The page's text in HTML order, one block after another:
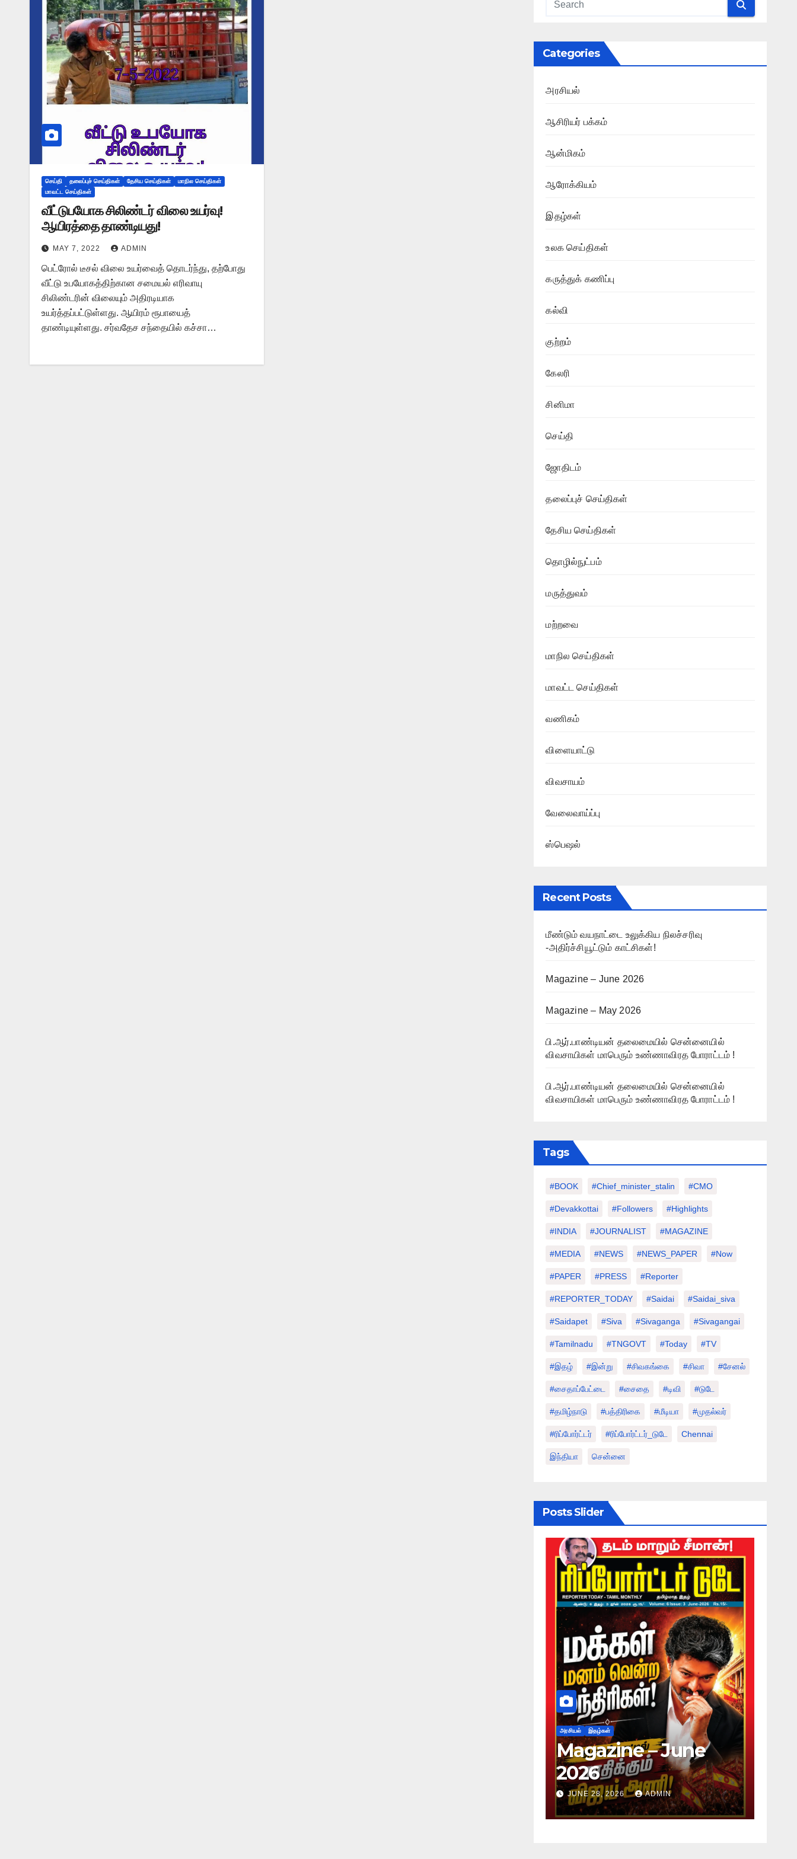
செய்தி தலைப்புச் செய்திகள் தேசிய செய்திகள்
மாநில செய்திகள்
மாவட்ட செய்திகள்
வீட்டுபயோக சிலிண்டர் விலை உயர்வு!
ஆயிரத்தை தாண்டியது!
MAY 7, 2022 ADMIN
பெட்ரோல் டீசல் விலை உயர்வைத் தொடர்ந்து, தற்போது
வீட்டு உபயோகத்திற்கான சமையல் எரிவாயு
சிலிண்டரின் விலையும் அதிரடியாக
உயர்த்தப்பட்டுள்ளது. ஆயிரம் ரூபாயைத்
தாண்டியுள்ளது. சர்வதேச சந்தையில் கச்சா…
Categories
அரசியல்
ஆசிரியர் பக்கம்
ஆன்மிகம்
ஆரோக்கியம்
இதழ்கள்
உலக செய்திகள்
கருத்துக் கணிப்பு
கல்வி
குற்றம்
கேலரி
சினிமா
செய்தி
ஜோதிடம்
தலைப்புச் செய்திகள்
தேசிய செய்திகள்
தொழில்நுட்பம்
மருத்துவம்
மற்றவை
மாநில செய்திகள்
மாவட்ட செய்திகள்
வணிகம்
விளையாட்டு
விவசாயம்
வேலைவாய்ப்பு
ஸ்பெஷல்
Recent Posts
மீண்டும் வயநாட்டை உலுக்கிய நிலச்சரிவு
-அதிர்ச்சியூட்டும் காட்சிகள்!
Magazine – June 2026
Magazine – May 2026
பி.ஆர்.பாண்டியன் தலைமையில் சென்னையில்
விவசாயிகள் மாபெரும் உண்ணாவிரத போராட்டம் !
பி.ஆர்.பாண்டியன் தலைமையில் சென்னையில்
விவசாயிகள் மாபெரும் உண்ணாவிரத போராட்டம் !
Tags
#BOOK #chief_minister_stalin #CMO
#devakkottai #followers #highlights
#INDIA #JOURNALIST #MAGAZINE
#MEDIA #NEWS #NEWS_PAPER #Now
#PAPER #PRESS #Reporter
#REPORTER_TODAY #saidai #saidai_siva
#saidapet #Siva #Sivaganga #sivagangai
#tamilnadu #TNGOVT #today #TV
#இதழ் #இன்று #சிவகங்கை #சிவா #சேனல்
#சைதாப்பேட்டை #சைதை #டிவி #டுடே
#தமிழ்நாடு #பத்திரிகை #மீடியா #முதல்வர்
#ரிப்போர்ட்டர் #ரிப்போர்ட்டர்_டுடே Chennai
இந்தியா சென்னை
Posts Slider
அரசியல் இதழ்கள்
Magazine – June
2026
JUNE 28, 2026 ADMIN